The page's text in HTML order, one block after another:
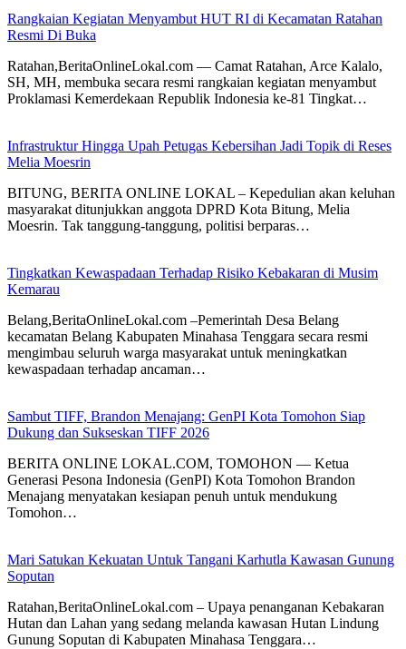
Rangkaian Kegiatan Menyambut HUT RI di Kecamatan Ratahan
Resmi Di Buka
Ratahan,BeritaOnlineLokal.com — Camat Ratahan, Arce Kalalo,
SH, MH, membuka secara resmi rangkaian kegiatan menyambut
Proklamasi Kemerdekaan Republik Indonesia ke-81 Tingkat…
Infrastruktur Hingga Upah Petugas Kebersihan Jadi Topik di Reses
Melia Moesrin
BITUNG, BERITA ONLINE LOKAL – Kepedulian akan keluhan
masyarakat ditunjukkan anggota DPRD Kota Bitung, Melia
Moesrin. Tak tanggung-tanggung, politisi berparas…
Tingkatkan Kewaspadaan Terhadap Risiko Kebakaran di Musim
Kemarau
Belang,BeritaOnlineLokal.com –Pemerintah Desa Belang
kecamatan Belang Kabupaten Minahasa Tenggara secara resmi
mengimbau seluruh warga masyarakat untuk meningkatkan
kewaspadaan terhadap ancaman…
Sambut TIFF, Brandon Menajang: ​GenPI Kota Tomohon Siap
Dukung dan Sukseskan TIFF 2026
BERITA ONLINE LOKAL.COM, TOMOHON — Ketua
Generasi Pesona Indonesia (GenPI) Kota Tomohon Brandon
Menajang menyatakan kesiapan penuh untuk mendukung
Tomohon…
Mari Satukan Kekuatan Untuk Tangani Karhutla Kawasan Gunung
Soputan
Ratahan,BeritaOnlineLokal.com – Upaya penanganan Kebakaran
Hutan dan Lahan yang sedang melanda kawasan Hutan Lindung
Gunung Soputan di Kabupaten Minahasa Tenggara…